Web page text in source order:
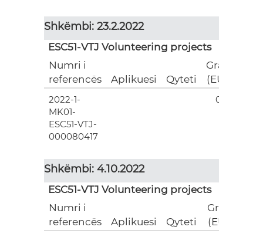
Shkëmbi: 23.2.2022
ESC51-VTJ Volunteering projects
Numri i
referencës
Aplikuesi Qyteti
Grant
(EUR)
2022-1-
MK01-
ESC51-VTJ-
000080417
0.00
Shkëmbi: 4.10.2022
ESC51-VTJ Volunteering projects
Numri i
referencës
Aplikuesi Qyteti
Grant
(EUR)